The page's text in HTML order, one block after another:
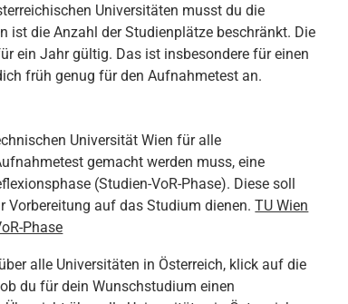
Universitäten musst du die
die Anzahl der Studienplätze beschränkt. Die
ein Jahr gültig. Das ist insbesondere für einen
früh genug für den Aufnahmetest an.
Universität Wien für alle
gemacht werden muss, eine
(Studien-VoR-Phase). Diese soll
Vorbereitung auf das Studium dienen.TU Wien
Phase
alle Universitäten in Österreich, klick auf die
du für dein Wunschstudium einen